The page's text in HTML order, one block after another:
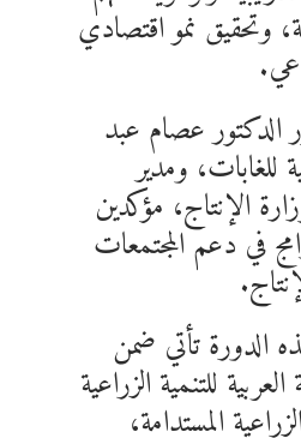
وتحقيق نمو اقتصادي
الدكتور عصام عبد
للغابات، ومدير
الإنتاج، مؤكدين
في دعم المجتمعات
الدورة تأتي ضمن
للتنمية الزراعية
المستدامة،